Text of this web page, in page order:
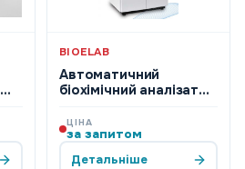
BIOELAB
Автоматичний
біохімічний аналізатор
ЦІНА
за запитом
Детальніше